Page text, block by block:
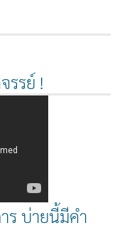
รรย์ !
ร บ่ายนี้มีคำ